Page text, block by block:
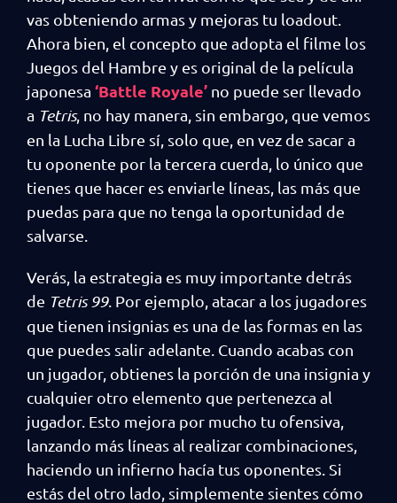
vas obteniendo armas y mejoras tu loadout.
Ahora bien, el concepto que adopta el filme los
Juegos del Hambre y es original de la película
japonesa ‘Battle Royale’ no puede ser llevado
a Tetris, no hay manera, sin embargo, que vemos
en la Lucha Libre sí, solo que, en vez de sacar a
tu oponente por la tercera cuerda, lo único que
tienes que hacer es enviarle líneas, las más que
puedas para que no tenga la oportunidad de
salvarse.
Verás, la estrategia es muy importante detrás
de Tetris 99. Por ejemplo, atacar a los jugadores
que tienen insignias es una de las formas en las
que puedes salir adelante. Cuando acabas con
un jugador, obtienes la porción de una insignia y
cualquier otro elemento que pertenezca al
jugador. Esto mejora por mucho tu ofensiva,
lanzando más líneas al realizar combinaciones,
haciendo un infierno hacía tus oponentes. Si
estás del otro lado, simplemente sientes cómo